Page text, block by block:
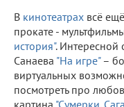
В кинотеатрах всё
прокате -
история". Интересной
Санаева "На игре"–
виртуальных
посмотреть про
картина "Сумерки.